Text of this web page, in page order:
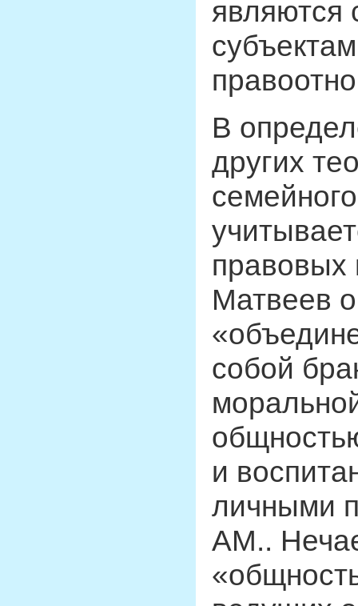
являются
В
других
правовых
Матвеев
собой
и
личными
AM..